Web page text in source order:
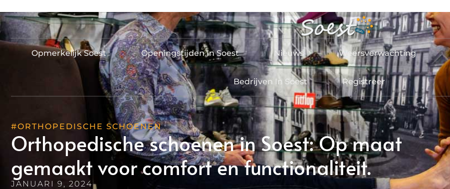
Opmerkelijk Soest Openingstijden In Soest Nieuws Weersverwachting
Bedrijven In Soest Registreer
#ORTHOPEDISCHE SCHOENEN
Orthopedische schoenen in Soest: Op maat
gemaakt voor comfort en functionaliteit.
JANUARI 9, 2024